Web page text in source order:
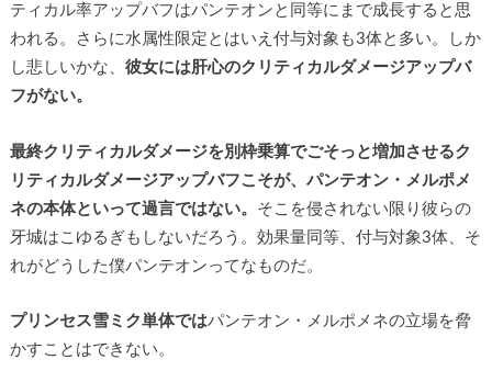
ティカル率アップバフはパンテオンと同等にまで成長すると思
われる。さらに水属性限定とはいえ付与対象も3体と多い。しか
し悲しいかな、 彼女には肝心のクリティカルダメージアップバ
フがない。
最終クリティカルダメージを別枠乗算でごそっと増加させるク
リティカルダメージアップバフこそが、パンテオン・メルポメ
ネの本体といって過言ではない。 そこを侵されない限り彼らの
牙城はこゆるぎもしないだろう。効果量同等、付与対象3体、そ
れがどうした僕パンテオンってなものだ。
プリンセス雪ミク単体ではパンテオン・メルポメネの立場を脅
かすことはできない。